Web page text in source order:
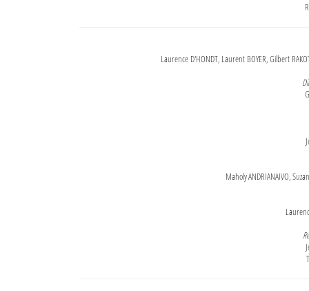
Laurence D'HONDT, Laurent BOYER, Gilbert
Maholy ANDRIANAIVO,